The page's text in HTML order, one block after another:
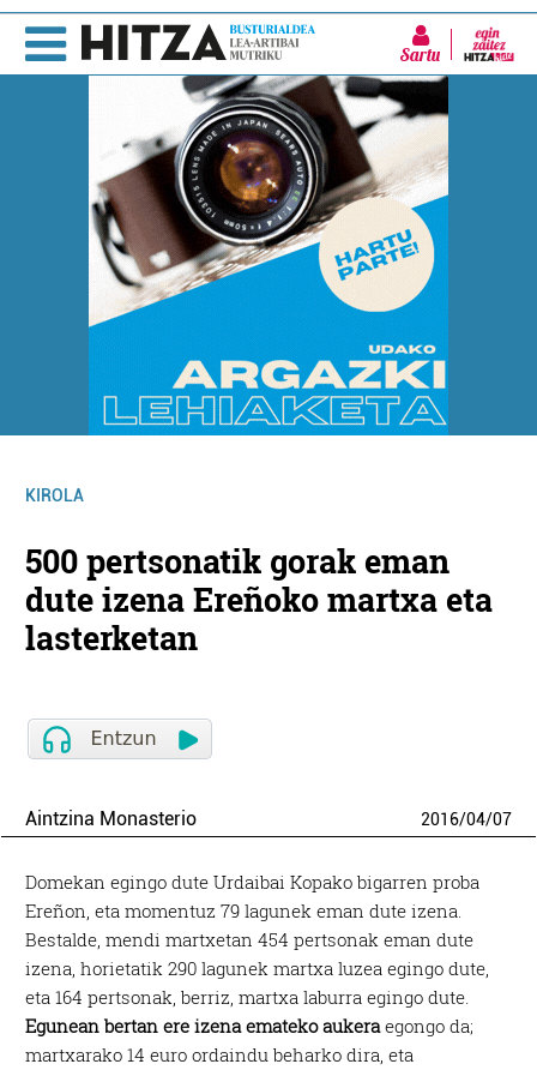
Sartu
KIROLA
500 pertsonatik gorak eman
dute izena Ereñoko martxa eta
lasterketan
Aintzina Monasterio 2016/04/07
Domekan egingo dute Urdaibai Kopako bigarren proba
Ereñon, eta momentuz 79 lagunek eman dute izena.
Bestalde, mendi martxetan 454 pertsonak eman dute
izena, horietatik 290 lagunek martxa luzea egingo dute,
eta 164 pertsonak, berriz, martxa laburra egingo dute.
Egunean bertan ere izena emateko aukeraegongo da;
martxarako 14 euro ordaindu beharko dira, eta